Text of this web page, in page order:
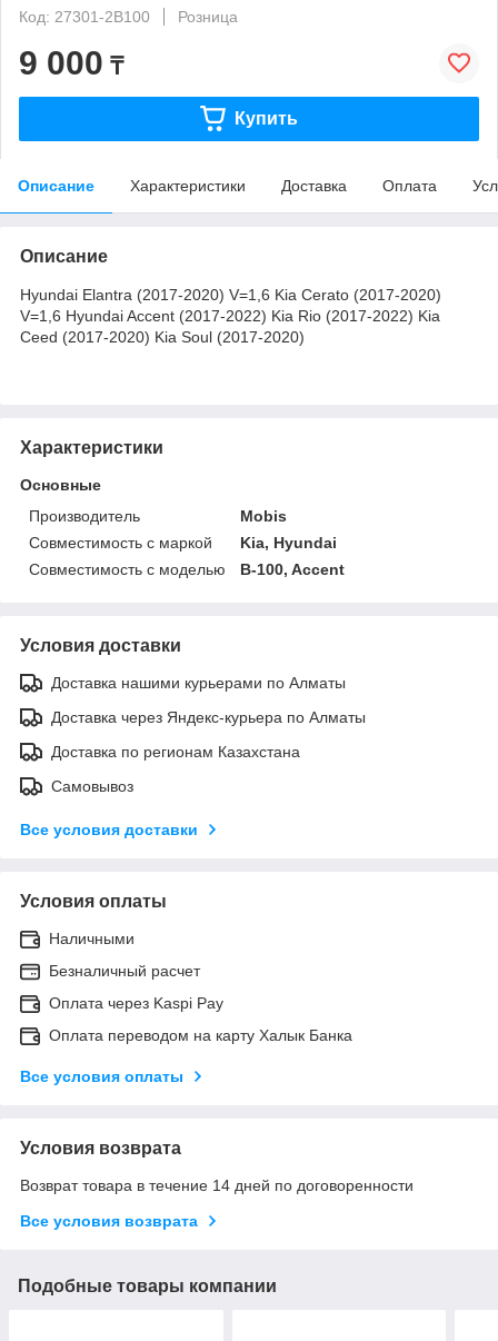
Код: 27301-2B100
Розница
9 000 ₸
Купить
Описание Характеристики Доставка Оплата
Описание
Hyundai Elantra (2017-2020) V=1,6 Kia Cerato (2017-2020)
V=1,6 Hyundai Accent (2017-2022) Kia Rio (2017-2022) Kia
Ceed (2017-2020) Kia Soul (2017-2020)
Характеристики
Основные
Производитель
Mobis
Совместимость с маркой
Kia, Hyundai
Совместимость с моделью
B-100, Accent
Условия доставки
Доставка нашими курьерами по Алматы
Доставка через Яндекс-курьера по Алматы
Доставка по регионам Казахстана
Самовывоз
Все условия доставки
Условия оплаты
Наличными
Безналичный расчет
Оплата через Kaspi Pay
Оплата переводом на карту Халык Банка
Все условия оплаты
Условия возврата
Возврат товара в течение 14 дней по договоренности
Все условия возврата
Подобные товары компании